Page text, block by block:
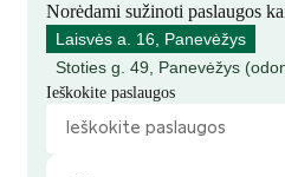
Norėdami sužinoti paslaugos
Laisvės a. 16, Panevėžys
Stoties g. 49, Panevėžys
Ieškokite paslaugos